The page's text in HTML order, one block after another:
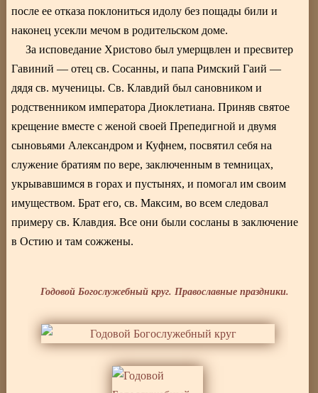
после ее отказа поклониться идолу без пощады били и
наконец усекли мечом в родительском доме.
За исповедание Христово был умерщвлен и пресвитер
Гавиний — отец св. Сосанны, и папа Римский Гаий —
дядя св. мученицы. Св. Клавдий был сановником и
родственником императора Диоклетиана. Приняв святое
крещение вместе с женой своей Препедигной и двумя
сыновьями Александром и Куфнем, посвятил себя на
служение братиям по вере, заключенным в темницах,
укрывавшимся в горах и пустынях, и помогал им своим
имуществом. Брат его, св. Максим, во всем следовал
примеру св. Клавдия. Все они были сосланы в заключение
в Остию и там сожжены.
Годовой Богослужебный круг. Православные праздники.